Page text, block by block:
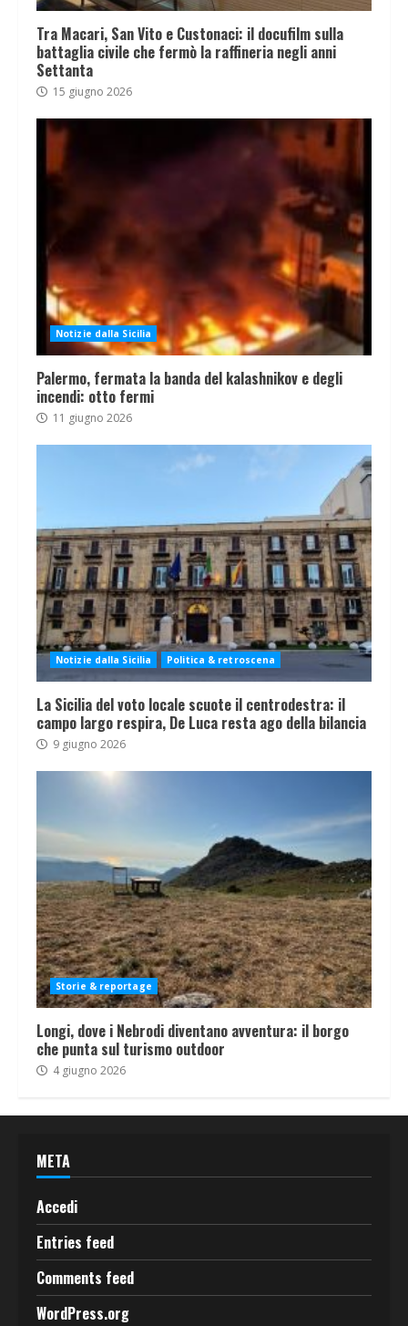
Tra Macari, San Vito e Custonaci: il docufilm sulla
battaglia civile che fermò la raffineria negli anni
Settanta
15 giugno 2026
Notizie dalla Sicilia
Palermo, fermata la banda del kalashnikov e degli
incendi: otto fermi
11 giugno 2026
Notizie dalla Sicilia Politica & retroscena
La Sicilia del voto locale scuote il centrodestra: il
campo largo respira, De Luca resta ago della bilancia
9 giugno 2026
Storie & reportage
Longi, dove i Nebrodi diventano avventura: il borgo
che punta sul turismo outdoor
4 giugno 2026
META
Accedi
Entries feed
Comments feed
WordPress.org